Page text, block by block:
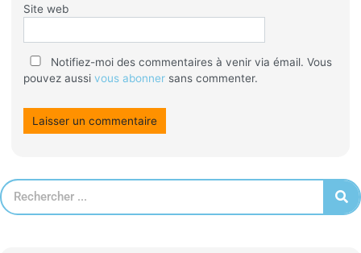
Site web
Notifiez-moi des commentaires à venir via émail. Vous
pouvez aussi vous abonnersans commenter.